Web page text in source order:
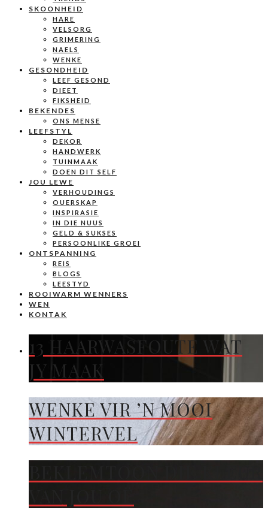
SKOONHEID
HARE
VELSORG
GRIMERING
NAELS
WENKE
GESONDHEID
LEEF GESOND
DIEET
FIKSHEID
BEKENDES
ONS MENSE
LEEFSTYL
DEKOR
HANDWERK
TUINMAAK
DOEN DIT SELF
JOU LEWE
VERHOUDINGS
OUERSKAP
INSPIRASIE
IN DIE NUUS
GELD & SUKSES
PERSOONLIKE GROEI
ONTSPANNING
REIS
BLOGS
LEESTYD
ROOIWARM WENNERS
WEN
KONTAK
13 HAARWASFOUTE WAT
JY MAAK
WENKE VIR ’N MOOI
WINTERVEL